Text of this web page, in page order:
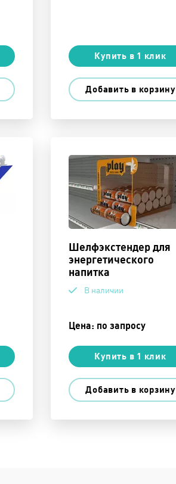
Купить в 1 клик
Добавить в корзину
Шелфэкстендер для
энергетического
напитка
В наличии
Цена: по запросу
Купить в 1 клик
Добавить в корзину